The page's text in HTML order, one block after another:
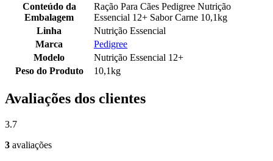
Conteúdo da
Embalagem
Ração Para Cães Pedigree Nutrição
Essencial 12+ Sabor Carne 10,1kg
Linha
Nutrição Essencial
Marca
Pedigree
Modelo
Nutrição Essencial 12+
Peso do Produto
10,1kg
Avaliações dos clientes
3.7
3 avaliações